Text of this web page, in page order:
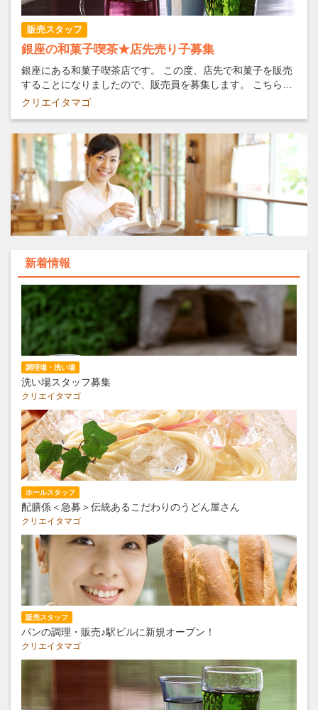
販売スタッフ
銀座の和菓子喫茶★店先売り子募集
銀座にある和菓子喫茶店です。 この度、店先で和菓子を販売
することになりましたので、販売員を募集します。 こちらで
用意した着物を着て、通りをゆくお客さまに声かけをしても
クリエイタマゴ
新着情報
調理場・洗い場
洗い場スタッフ募集
クリエイタマゴ
ホールスタッフ
配膳係＜急募＞伝統あるこだわりのうどん屋さん
クリエイタマゴ
販売スタッフ
パンの調理・販売♪駅ビルに新規オープン！
クリエイタマゴ